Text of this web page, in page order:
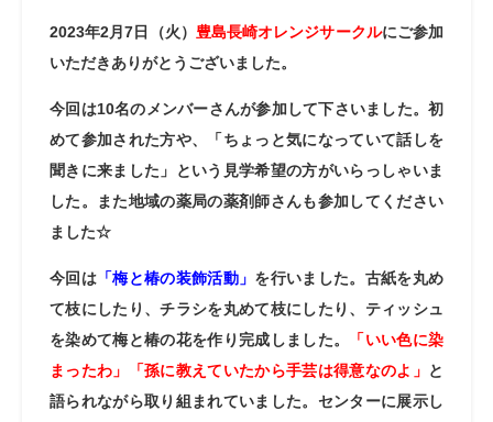
2023年2月7日（火） 豊島長崎オレンジサークルにご参加
いただきありがとうございました。
今回は10名のメンバーさんが参加して下さいました。初
めて参加された方や、「ちょっと気になっていて話しを
聞きに来ました」という見学希望の方がいらっしゃいま
した。また地域の薬局の薬剤師さんも参加してください
ました☆
今回は 「梅と椿の装飾活動」 を行いました。古紙を丸め
て枝にしたり、チラシを丸めて枝にしたり、ティッシュ
を染めて梅と椿の花を作り完成しました。
「いい色に染
まったわ」「孫に教えていたから手芸は得意なのよ」 と
語られながら取り組まれていました。センターに展示し